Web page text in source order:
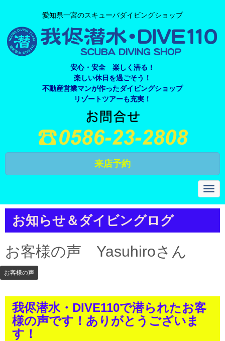
愛知県一宮のスキューバダイビングショップ
安心・安全 楽しく潜る！
楽しい休日を過ごそう！
不動産営業マンが作ったダイビングショップ
リゾートツアーも充実！
来店予約
N
a
v
お知らせ＆ダイビングログ
お客様の声 Yasuhiroさん
お客様の声
我侭潜水・DIVE110で潜られたお客
様の声です！ありがとうございま
す！